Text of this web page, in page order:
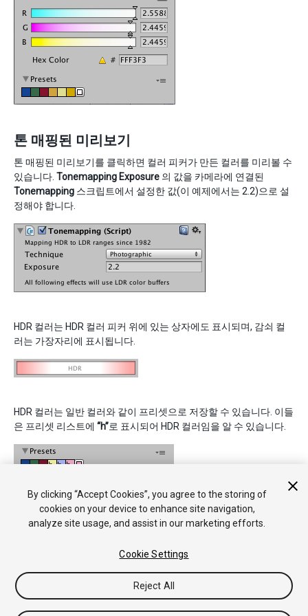
톤 매핑된 미리보기
톤 매핑된 미리보기를 클릭하면 컬러 피커가 만든 컬러를 미리볼 수
있습니다. Tonemapping Exposure 의 값을 카메라에 연결된
Tonemapping 스크립트에서 설정한 값(이 예제에서는 2.2)으로 설
정해야 합니다.
HDR 컬러는 HDR 컬러 피커 위에 있는 상자에도 표시되며, 감쇠 컬
러는 가장자리에 표시됩니다.
HDR 컬러는 일반 컬러와 같이 프리셋으로 저장할 수 있습니다. 이들
은 프리셋 리스트에 “h”로 표시되어 HDR 컬러임을 알 수 있습니다.
Copyright © 2018 Unity Technologies. Publication 2017.3
By clicking “Accept Cookies”, you agree to the storing of
cookies on your device to enhance site navigation,
analyze site usage, and assist in our marketing efforts.
Cookie Settings
Reject All